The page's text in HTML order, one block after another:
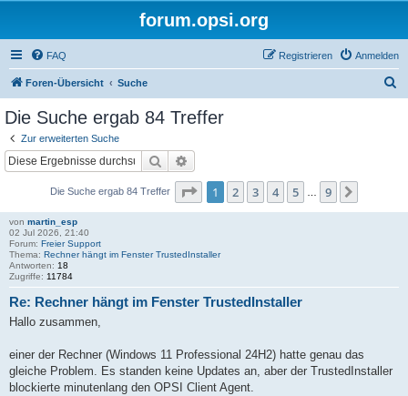
forum.opsi.org
FAQ Anmelden
Registrieren
Foren-Übersicht Suche
Die Suche ergab 84 Treffer
Zur erweiterten Suche
Suche
Die Suche ergab 84 Treffer Seite 1von
1 2 3 4 5 9
von martin_esp
02 Jul 2026, 21:40
Forum: Freier Support
Thema: Rechner hängt im Fenster TrustedInstaller
Antworten: 18
Zugriffe: 11784
Re: Rechner hängt im Fenster TrustedInstaller
Hallo zusammen,
einer der Rechner (Windows 11 Professional 24H2) hatte genau das
gleiche Problem. Es standen keine Updates an, aber der TrustedInstaller
blockierte minutenlang den OPSI Client Agent.